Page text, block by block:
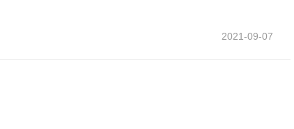
2021-09-07